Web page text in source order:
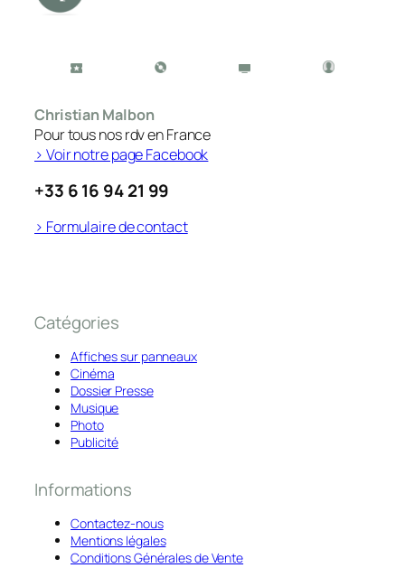
Christian Malbon
Pour tous nos rdv en France
> Voir notre page Facebook
+33 6 16 94 21 99
> Formulaire de contact
Catégories
Affiches sur panneaux
Cinéma
Dossier Presse
Musique
Photo
Publicité
Informations
Contactez-nous
Mentions légales
Conditions Générales de Vente